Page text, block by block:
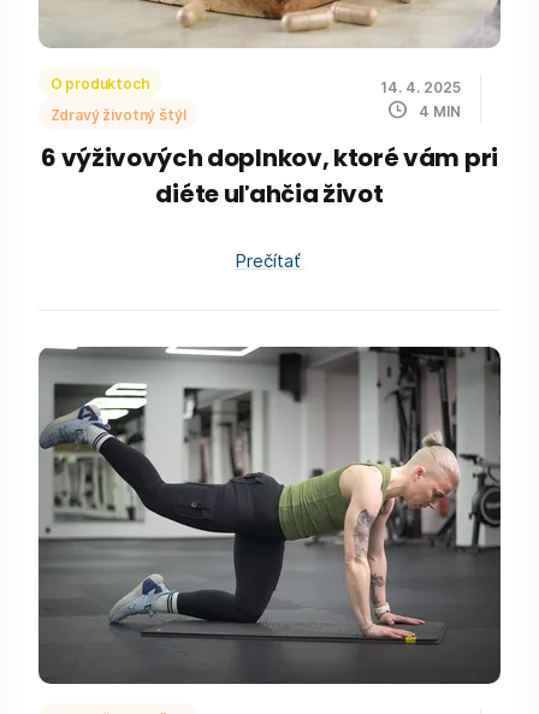
O produktoch
Zdravý životný štýl
14. 4. 2025
4 MIN
6 výživových doplnkov, ktoré vám pri
diéte uľahčia život
Prečítať